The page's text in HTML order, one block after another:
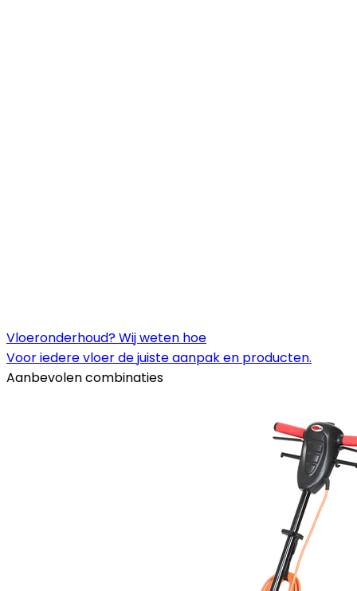
Vloeronderhoud? Wij weten hoe
Voor iedere vloer de juiste aanpak en producten.
Aanbevolen combinaties